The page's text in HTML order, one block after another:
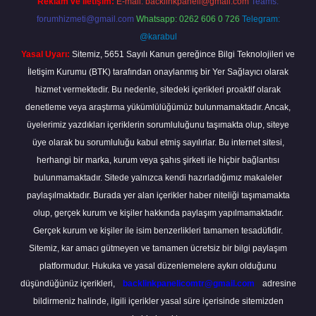
forumhizmeti@gmail.com Whatsapp: 0262 606 0 726 Telegram:
@karabul
Yasal Uyarı: Sitemiz, 5651 Sayılı Kanun gereğince Bilgi Teknolojileri ve
İletişim Kurumu (BTK) tarafından onaylanmış bir Yer Sağlayıcı olarak
hizmet vermektedir. Bu nedenle, sitedeki içerikleri proaktif olarak
denetleme veya araştırma yükümlülüğümüz bulunmamaktadır. Ancak,
üyelerimiz yazdıkları içeriklerin sorumluluğunu taşımakta olup, siteye
üye olarak bu sorumluluğu kabul etmiş sayılırlar. Bu internet sitesi,
herhangi bir marka, kurum veya şahıs şirketi ile hiçbir bağlantısı
bulunmamaktadır. Sitede yalnızca kendi hazırladığımız makaleler
paylaşılmaktadır. Burada yer alan içerikler haber niteliği taşımamakta
olup, gerçek kurum ve kişiler hakkında paylaşım yapılmamaktadır.
Gerçek kurum ve kişiler ile isim benzerlikleri tamamen tesadüfidir.
Sitemiz, kar amacı gütmeyen ve tamamen ücretsiz bir bilgi paylaşım
platformudur. Hukuka ve yasal düzenlemelere aykırı olduğunu
düşündüğünüz içerikleri,
backlinkpanelicomtr@gmail.com
adresine
bildirmeniz halinde, ilgili içerikler yasal süre içerisinde sitemizden